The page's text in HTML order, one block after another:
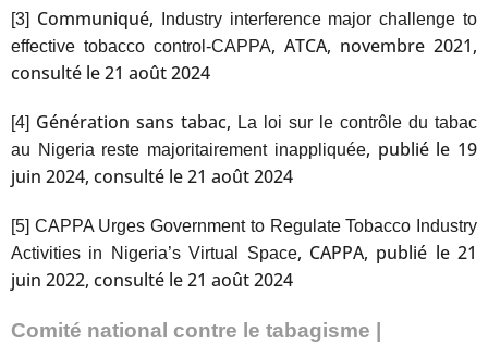
[3] Communiqué,
Industry interference major challenge to
effective tobacco control-CAPPA, ATCA, novembre 2021,
consulté le 21 août 2024
[4] Génération sans tabac, La loi sur le contrôle du tabac
au Nigeria reste majoritairement inappliquée, publié le 19
juin 2024, consulté le 21 août 2024
[5] CAPPA Urges Government to Regulate Tobacco Industry
Activities in Nigeria’s Virtual Space, CAPPA, publié le 21
juin 2022, consulté le 21 août 2024
Comité national contre le tabagisme |